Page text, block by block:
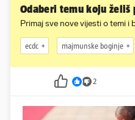
Odaberi temu koju
Primaj sve nove vijesti o temi i
ecdc majmunske boginje
2